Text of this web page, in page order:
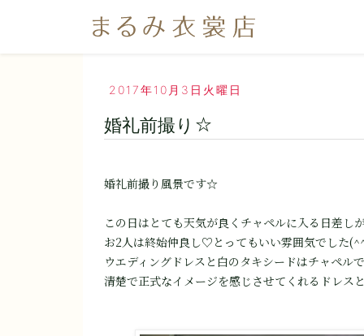
2017年10月3日火曜日
婚礼前撮り☆
婚礼前撮り風景です☆
この日はとても天気が良くチャペルに入る日差
お2人は終始仲良し♡とってもいい雰囲気でした
ウエディングドレスと白のタキシードはチャペル
清楚で正式なイメージを感じさせてくれるドレス